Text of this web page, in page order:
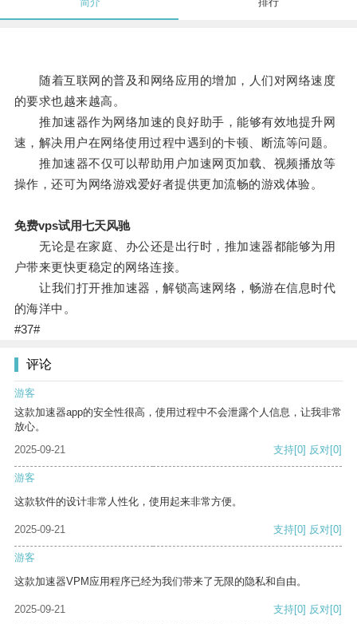
随着互联网的普及和网络应用的增加，人们对网络速度
的要求也越来越高。
推加速器作为网络加速的良好助手，能够有效地提升网
速，解决用户在网络使用过程中遇到的卡顿、断流等问题。
推加速器不仅可以帮助用户加速网页加载、视频播放等
操作，还可为网络游戏爱好者提供更加流畅的游戏体验。
免费vps试用七天风驰
无论是在家庭、办公还是出行时，推加速器都能够为用
户带来更快更稳定的网络连接。
让我们打开推加速器，解锁高速网络，畅游在信息时代
的海洋中。
#37#
评论
游客
这款加速器app的安全性很高，使用过程中不会泄露个人信息，让我非常
放心。
2025-09-21
支持[0] 反对[0]
游客
这款软件的设计非常人性化，使用起来非常方便。
2025-09-21 支持[0] 反对[0]
游客
这款加速器VPM应用程序已经为我们带来了无限的隐私和自由。
2025-09-21 支持[0] 反对[0]